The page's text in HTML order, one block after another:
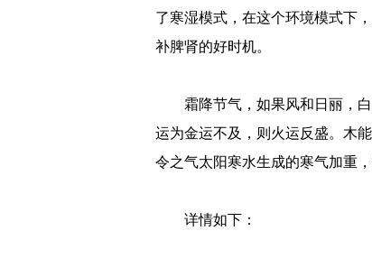
了寒湿模式，在这个环境模式下
补脾肾的好时机。
霜降节气，如果风和日丽，
运为金运不及，则火运反盛。木
令之气太阳寒水生成的寒气加重
详情如下：